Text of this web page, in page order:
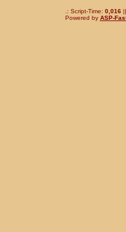
.: Script-Time: 0,016||
Powered by ASP-